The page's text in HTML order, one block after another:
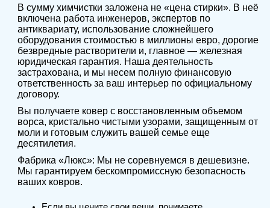
В сумму химчистки заложена не «цена стирки». В неё
включена работа инженеров, экспертов по
антиквариату, использование сложнейшего
оборудования стоимостью в миллионы евро, дорогие
безвредные растворители и, главное — железная
юридическая гарантия. Наша деятельность
застрахована, и мы несем полную финансовую
ответственность за ваш интерьер по официальному
договору.
Вы получаете ковер с восстановленным объемом
ворса, кристально чистыми узорами, защищенным от
моли и готовым служить вашей семье еще
десятилетия.
Фабрика «Люкс»: Мы не соревнуемся в дешевизне.
Мы гарантируем бескомпромиссную безопасность
ваших ковров.